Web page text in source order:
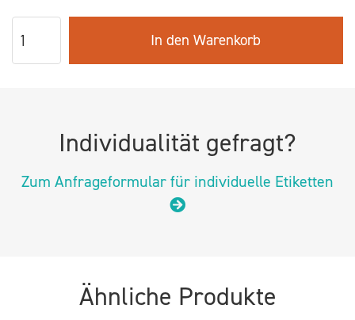
In den Warenkorb
Individualität gefragt?
Zum Anfrageformular für individuelle Etiketten
Ähnliche Produkte